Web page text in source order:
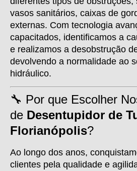
vasos sanitários, caixas de
externas. Com tecnologia
capacitados, identificamos a
e realizamos a desobstrução
devolvendo a normalidade ao
hidráulico.
🔧 Por que Escolher
de Desentupidor de
Florianópolis?
Ao longo dos anos,
clientes pela qualidade e